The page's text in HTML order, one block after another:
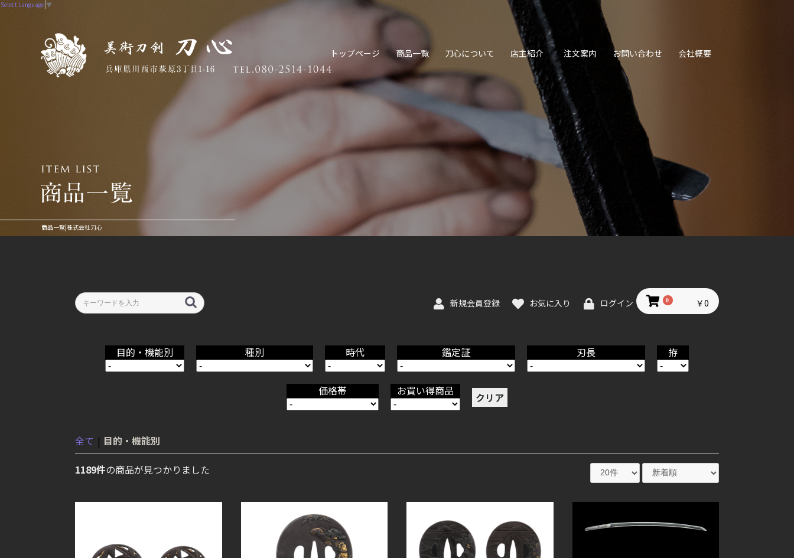
Select Language ▼
商品一覧|株式会社刀心
トップページ 商品一覧 刀心について 店主紹介 注文案内 お問い合わせ 会社概要
新規会員登録 お気に入り ログイン 0 ￥0
目的・機能別 種別 時代 鑑定証 刃長 拵
価格帯 お買い得商品 クリア
全て | 目的・機能別
1189件の商品が見つかりました